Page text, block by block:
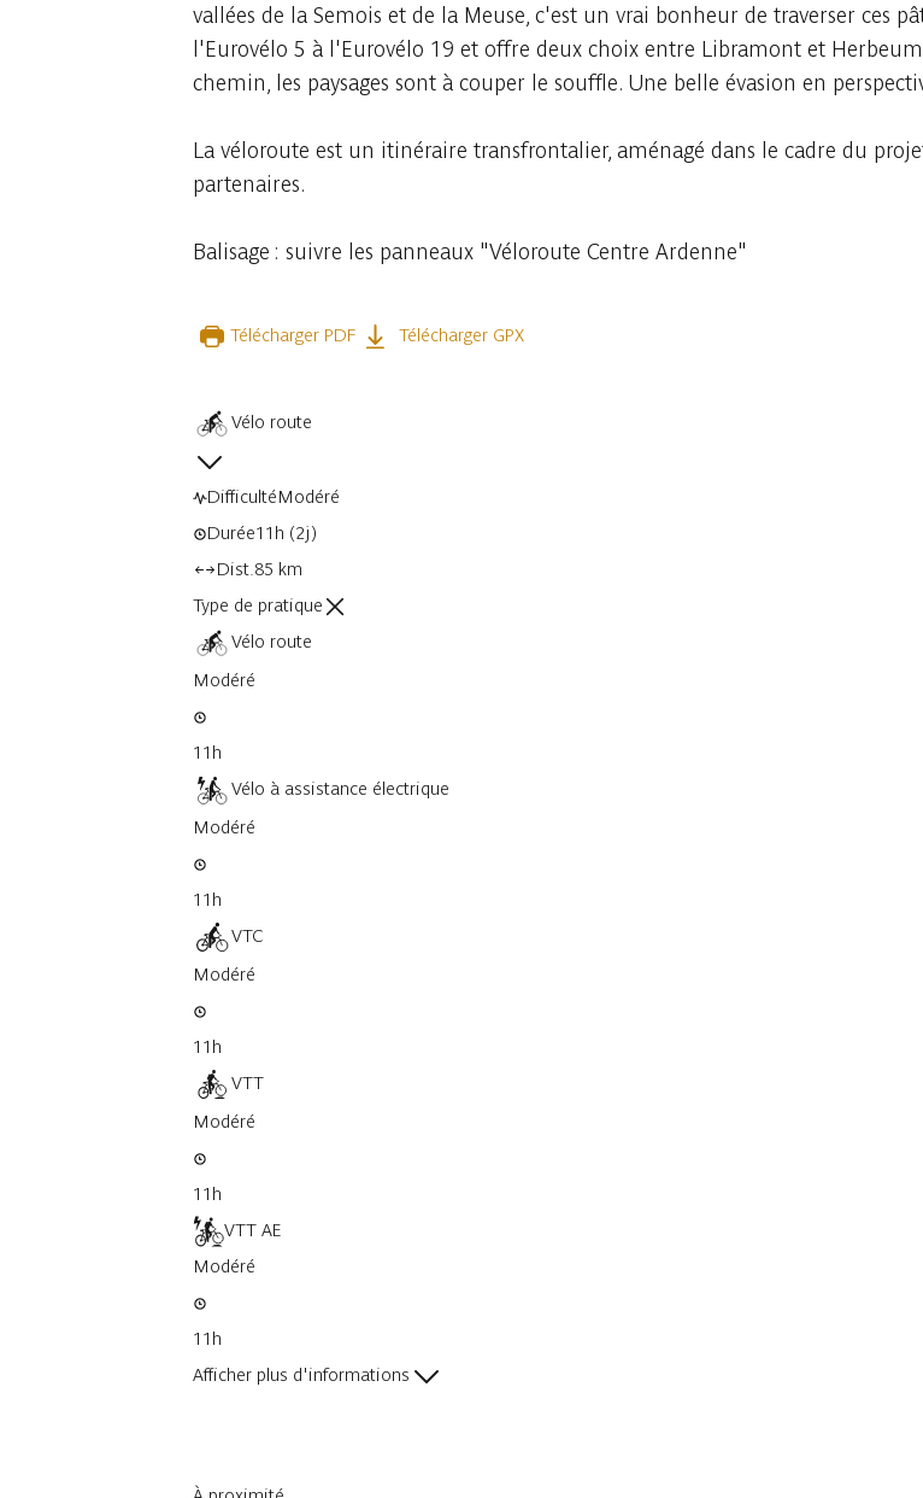
vallées de la Semois et de la Meuse, c'est un vrai bonheur de traverser ces
l'Eurovélo 5 à l'Eurovélo 19 et offre deux choix entre Libramont et
chemin, les paysages sont à couper le souffle. Une belle évasion en
La véloroute est un itinéraire transfrontalier, aménagé dans le cadre du
partenaires.
Balisage : suivre les panneaux "Véloroute Centre Ardenne"
Télécharger PDF Télécharger GPX
Vélo route
DifficultéModéré
Durée11h (2j)
Dist.85 km
Type de pratique
Vélo route
Modéré
11h
Vélo à assistance électrique
Modéré
11h
VTC
Modéré
11h
VTT
Modéré
11h
VTT AE
Modéré
11h
Afficher plus d'informations